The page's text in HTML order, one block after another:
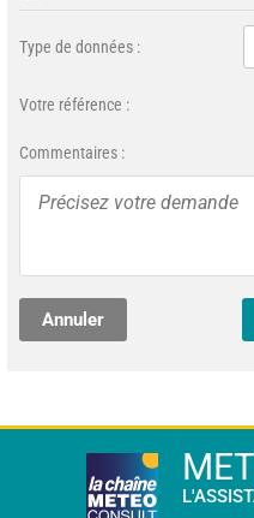
Type de données :
Votre référence :
Commentaires :
Annuler